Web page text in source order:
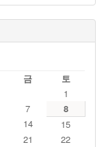
금
토
1
7
8
14
15
21
22